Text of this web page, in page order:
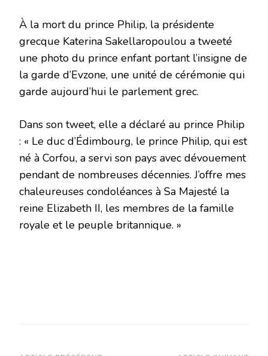
À la mort du prince Philip, la présidente
grecque Katerina Sakellaropoulou a tweeté
une photo du prince enfant portant l’insigne de
la garde d’Evzone, une unité de cérémonie qui
garde aujourd’hui le parlement grec.
Dans son tweet, elle a déclaré au prince Philip
: « Le duc d’Édimbourg, le prince Philip, qui est
né à Corfou, a servi son pays avec dévouement
pendant de nombreuses décennies. J’offre mes
chaleureuses condoléances à Sa Majesté la
reine Elizabeth II, les membres de la famille
royale et le peuple britannique. »